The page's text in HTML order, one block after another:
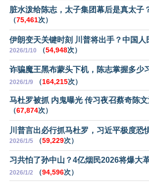
脏水泼给陈志，太子集团幕后是真太子
（75,461次）
伊朗变天关键时刻 川普将出手？中国人
2026/1/10 （54,948次）
诈骗魔王黑布蒙头下机，陈志掌握多少
2026/1/9 （164,215次）
马杜罗被抓 内鬼曝光 传习夜召蔡奇陈
（67,874次）
川普言出必行抓马杜罗，习近平极度恐
2026/1/5 （59,229次）
习共怕了孙中山？4亿烟民2026将爆大
2026/1/2 （94,596次）